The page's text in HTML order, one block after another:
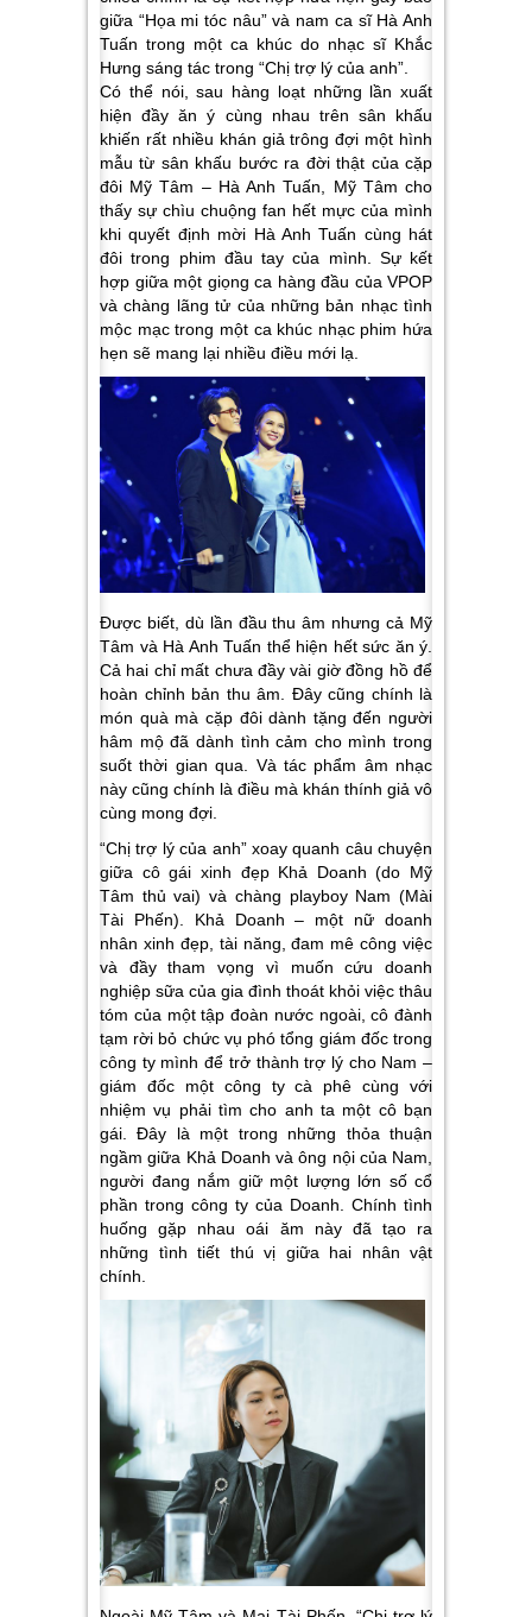
giữa “Họa mi tóc nâu” và nam ca sĩ Hà Anh
Tuấn trong một ca khúc do nhạc sĩ Khắc
Hưng sáng tác trong “Chị trợ lý của anh”.
Có thể nói, sau hàng loạt những lần xuất
hiện đầy ăn ý cùng nhau trên sân khấu
khiến rất nhiều khán giả trông đợi một hình
mẫu từ sân khấu bước ra đời thật của cặp
đôi Mỹ Tâm – Hà Anh Tuấn, Mỹ Tâm cho
thấy sự chìu chuộng fan hết mực của mình
khi quyết định mời Hà Anh Tuấn cùng hát
đôi trong phim đầu tay của mình. Sự kết
hợp giữa một giọng ca hàng đầu của VPOP
và chàng lãng tử của những bản nhạc tình
mộc mạc trong một ca khúc nhạc phim hứa
hẹn sẽ mang lại nhiều điều mới lạ.
Được biết, dù lần đầu thu âm nhưng cả Mỹ
Tâm và Hà Anh Tuấn thể hiện hết sức ăn ý.
Cả hai chỉ mất chưa đầy vài giờ đồng hồ để
hoàn chỉnh bản thu âm. Đây cũng chính là
món quà mà cặp đôi dành tặng đến người
hâm mộ đã dành tình cảm cho mình trong
suốt thời gian qua. Và tác phẩm âm nhạc
này cũng chính là điều mà khán thính giả vô
cùng mong đợi.
“Chị trợ lý của anh” xoay quanh câu chuyện
giữa cô gái xinh đẹp Khả Doanh (do Mỹ
Tâm thủ vai) và chàng playboy Nam (Mài
Tài Phến). Khả Doanh – một nữ doanh
nhân xinh đẹp, tài năng, đam mê công việc
và đầy tham vọng vì muốn cứu doanh
nghiệp sữa của gia đình thoát khỏi việc thâu
tóm của một tập đoàn nước ngoài, cô đành
tạm rời bỏ chức vụ phó tổng giám đốc trong
công ty mình để trở thành trợ lý cho Nam –
giám đốc một công ty cà phê cùng với
nhiệm vụ phải tìm cho anh ta một cô bạn
gái. Đây là một trong những thỏa thuận
ngầm giữa Khả Doanh và ông nội của Nam,
người đang nắm giữ một lượng lớn số cổ
phần trong công ty của Doanh. Chính tình
huống gặp nhau oái ăm này đã tạo ra
những tình tiết thú vị giữa hai nhân vật
chính.